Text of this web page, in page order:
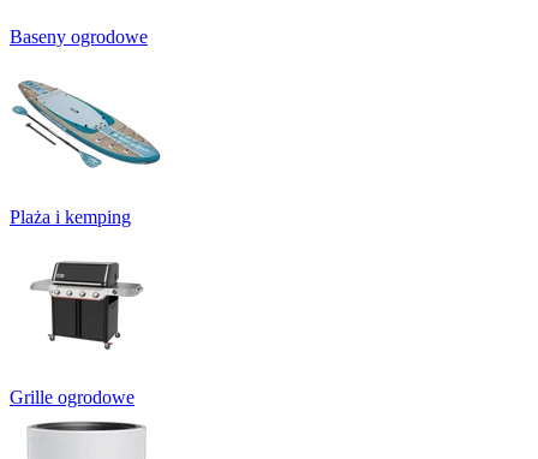
Baseny ogrodowe
Plaża i kemping
Grille ogrodowe